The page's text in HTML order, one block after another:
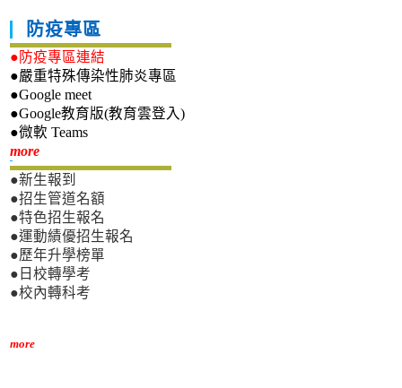
防疫專區
●防疫專區連結
●嚴重特殊傳染性肺炎專區
●Google meet
●Google教育版(教育雲登入)
●微軟 Teams
more新生專區
●新生報到
●招生管道名額
●特色招生報名
●運動績優招生報名
●歷年升學榜單
●日校轉學考
●校內轉科考
more